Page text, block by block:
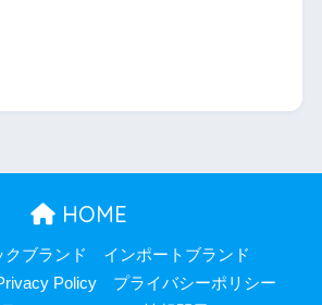
HOME
クブランド
インポートブランド
Policy
プライバシーポリシー